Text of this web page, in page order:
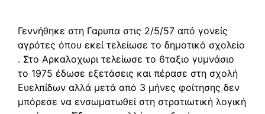
Γεννήθηκε στη Γαρυπα στις 2/5/57 από γονείς
αγρότες όπου εκεί τελείωσε το δημοτικό σχολείο
. Στο Αρκαλοχωρι τελείωσε το 6ταξιο γυμνάσιο
το 1975 έδωσε εξετάσεις και πέρασε στη σχολή
Ευελπίδων αλλά μετά από 3 μήνες φοίτησης δεν
μπόρεσε να ενσωματωθεί στη στρατιωτική λογική